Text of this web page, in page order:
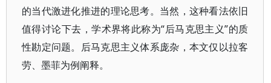
的当代激进化推进的理论思考。当然，这种看法依旧
值得讨论下去，学术界将此称为“后马克思主义”的质
性勘定问题。后马克思主义体系庞杂，本文仅以拉客
劳、墨菲为例阐释。